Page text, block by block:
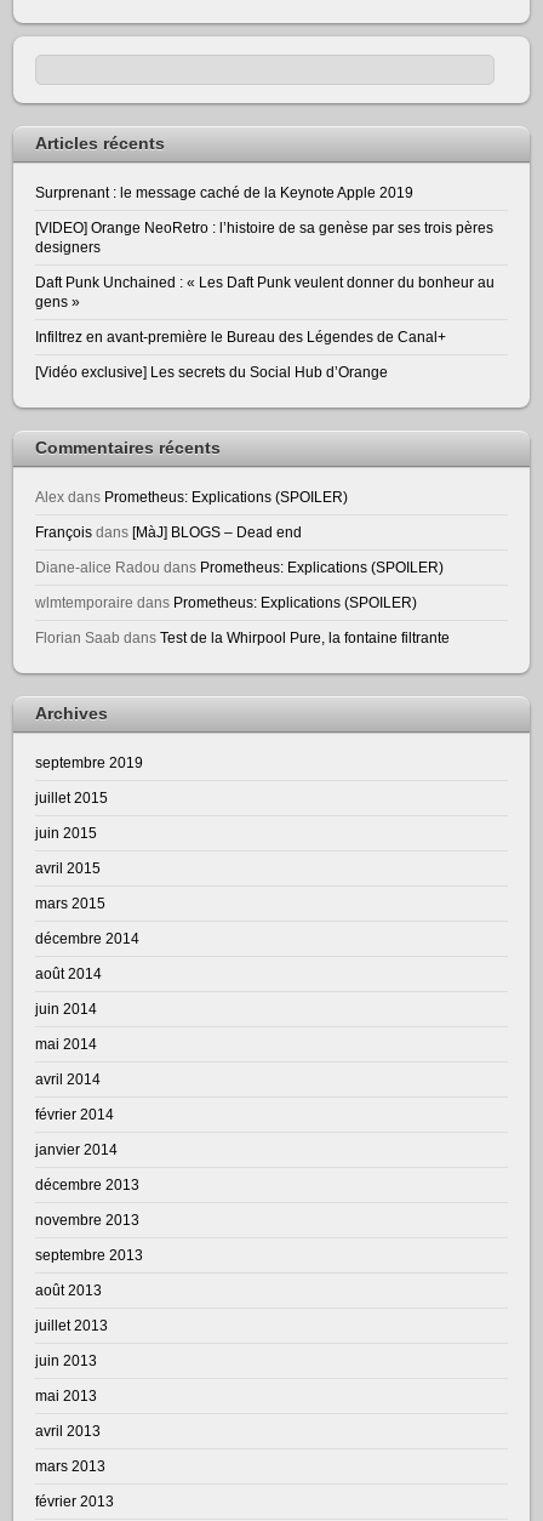
Articles récents
Surprenant : le message caché de la Keynote Apple 2019
[VIDEO] Orange NeoRetro : l’histoire de sa genèse par ses trois pères
designers
Daft Punk Unchained : « Les Daft Punk veulent donner du bonheur au
gens »
Infiltrez en avant-première le Bureau des Légendes de Canal+
[Vidéo exclusive] Les secrets du Social Hub d’Orange
Commentaires récents
Alex dans Prometheus: Explications (SPOILER)
François dans [MàJ] BLOGS – Dead end
Diane-alice Radou dans Prometheus: Explications (SPOILER)
wlmtemporaire dans Prometheus: Explications (SPOILER)
Florian Saab dansTest de la Whirpool Pure, la fontaine filtrante
Archives
septembre 2019
juillet 2015
juin 2015
avril 2015
mars 2015
décembre 2014
août 2014
juin 2014
mai 2014
avril 2014
février 2014
janvier 2014
décembre 2013
novembre 2013
septembre 2013
août 2013
juillet 2013
juin 2013
mai 2013
avril 2013
mars 2013
février 2013